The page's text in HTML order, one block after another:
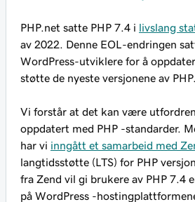
PHP.net satte PHP 7.4 i livslang
av 2022. Denne EOL-endringen
WordPress-utviklere for å
støtte de nyeste versjonene av PHP.
Vi forstår at det kan være
oppdatert med PHP -standarder.
har vi inngått et samarbeid med
langtidsstøtte (LTS) for PHP
fra Zend vil gi brukere av PHP 7.4
på WordPress -